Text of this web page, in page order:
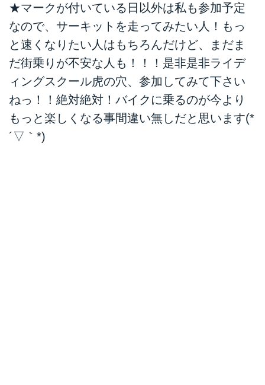
★マークが付いている日以外は私も参加予定
なので、サーキットを走ってみたい人！もっ
と速くなりたい人はもちろんだけど、まだま
だ街乗りが不安な人も！！！是非是非ライデ
ィングスクール虎の穴、参加してみて下さい
ねっ！！絶対絶対！バイクに乗るのが今より
もっと楽しくなる事間違い無しだと思います(*
´▽｀*)